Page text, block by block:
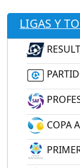
LIGAS Y
COPA